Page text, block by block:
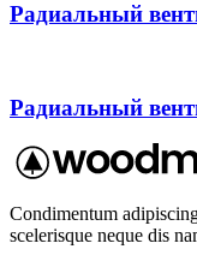
Радиальный
Радиальный
Condimentum
scelerisque neque dis